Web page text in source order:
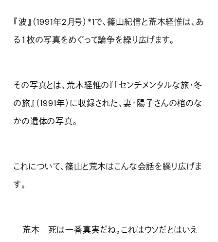
『波』（1991年2月号） *1で、篠山紀信と荒木経惟は、あ
る１枚の写真をめぐって論争を繰り広げます。
その写真とは、荒木経惟の『「センチメンタルな旅・冬
の旅』（1991年）に収録された、妻・陽子さんの棺のな
かの遺体の写真。
これについて、篠山と荒木はこんな会話を繰り広げま
す。
荒木 死は一番真実だね。これはウソだとはいえ